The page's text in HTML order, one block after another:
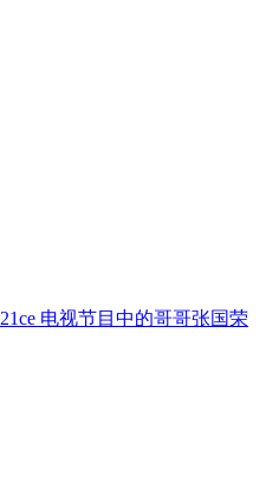
21ce 电视节目中的哥哥张国荣